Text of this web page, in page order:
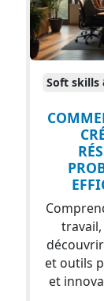
Soft skills
et outils
et